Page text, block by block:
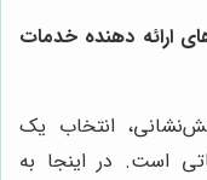
ارائه دهنده خدمات
انتخاب یک
است. در اینجا به